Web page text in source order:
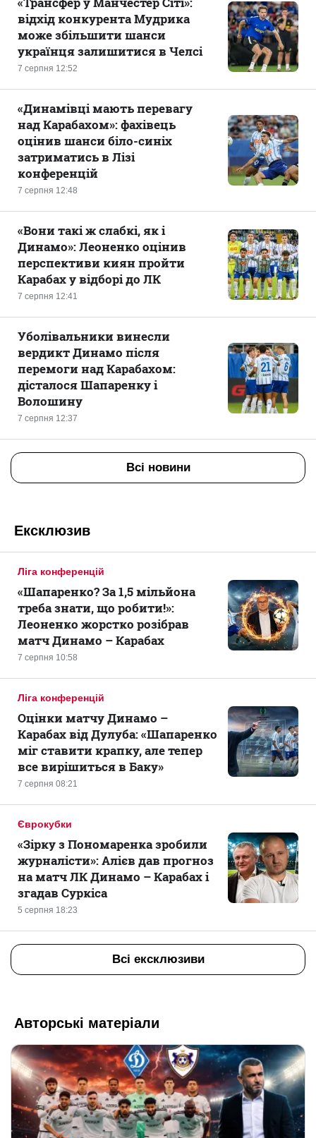
7 серпня 12:52
відхід конкурента Мудрика
може збільшити шанси
українця залишитися в Челсі
7 серпня 12:48
«Динамівці мають перевагу
над Карабахом»: фахівець
оцінив шанси біло-синіх
затриматись в Лізі
конференцій
7 серпня 12:41
«Вони такі ж слабкі, як і
Динамо»: Леоненко оцінив
перспективи киян пройти
Карабах у відборі до ЛК
7 серпня 12:37
Уболівальники винесли
вердикт Динамо після
перемоги над Карабахом:
дісталося Шапаренку і
Волошину
Всі новини
Ексклюзив
Ліга конференцій
7 серпня 10:58
«Шапаренко? За 1,5 мільйона
треба знати, що робити!»:
Леоненко жорстко розібрав
матч Динамо – Карабах
Ліга конференцій
7 серпня 08:21
Оцінки матчу Динамо –
Карабах від Дулуба: «Шапаренко
міг ставити крапку, але тепер
все вирішиться в Баку»
Єврокубки
5 серпня 18:23
«Зірку з Пономаренка зробили
журналісти»: Алієв дав прогноз
на матч ЛК Динамо – Карабах і
згадав Суркіса
Всі ексклюзиви
Авторські матеріали